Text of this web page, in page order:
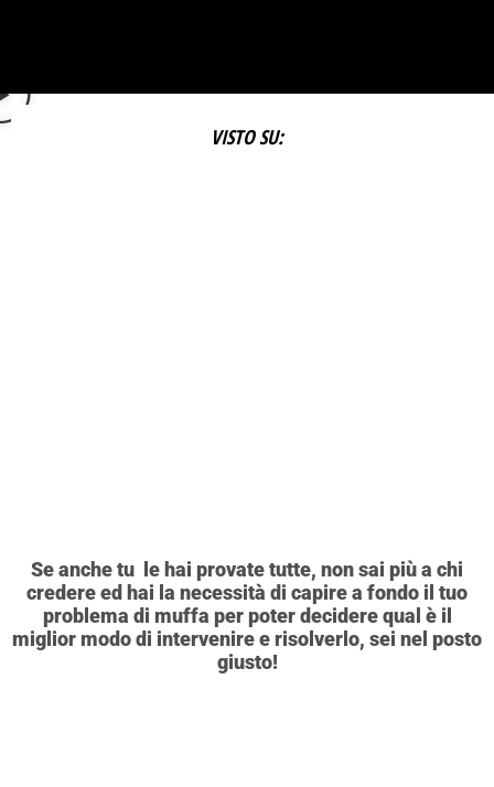
VISTO SU:
Se anche tu le hai provate tutte, non sai più a chi
credere ed hai la necessità di capire a fondo il tuo
problema di muffa per poter decidere qual è il
miglior modo di intervenire e risolverlo, sei nel posto
giusto!